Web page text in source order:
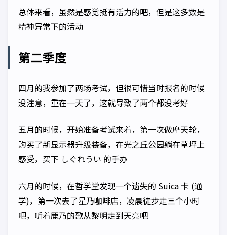
总体来看，虽然是感觉挺有活力的吧，但是这多数是
精神异常下的活动
第二季度
四月的我参加了两场考试，但很可惜当时报名的时候
没注意，重在一天了，这就导致了两个都没考好
五月的时候，开始准备考试来着，第一次做摩天轮，
购买了新显示器升级装备，在光之丘公园躺在草坪上
感受，买下 しぐれうい 的手办
六月的时候，在哲学堂发现一个遗失的 Suica 卡 (通
学)，第一次去了星乃咖啡店，凌晨徒步走三个小时
吧，听着鹿乃的歌从黎明走到天亮吧